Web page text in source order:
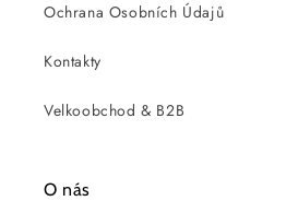
Ochrana Osobních Údajů
Kontakty
Velkoobchod & B2B
O nás